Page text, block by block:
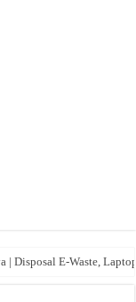
| Disposal E-Waste,